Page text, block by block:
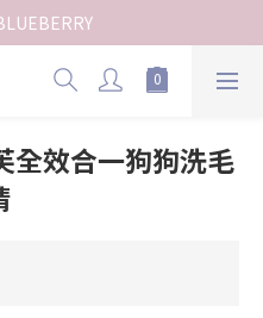
全效合一狗狗洗毛